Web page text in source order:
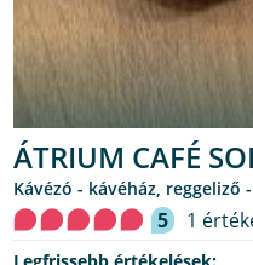
ÁTRIUM CAFÉ
kávézó - kávéház, reggeliző -
5 1